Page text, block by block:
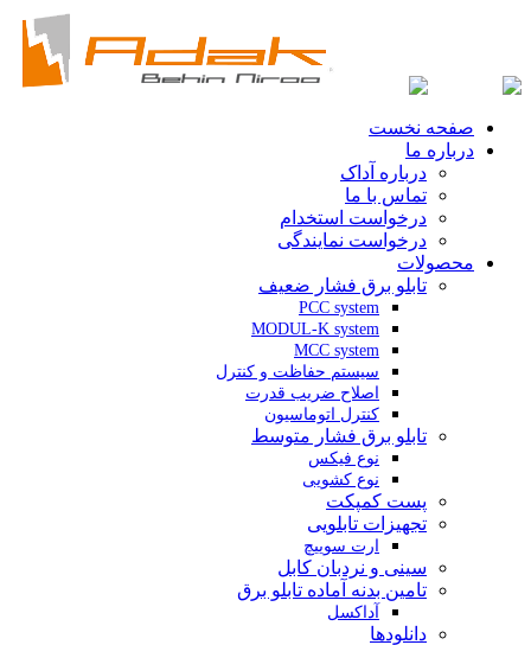
صفحه نخست
درباره ما
درباره آداک
تماس با ما
درخواست استخدام
درخواست نمایندگی
محصولات
تابلو برق فشار ضعیف
PCC system
MODUL-K system
MCC system
سیستم حفاظت و کنترل
اصلاح ضریب قدرت
کنترل اتوماسیون
تابلو برق فشار متوسط
نوع فیکس
نوع کشویی
پست کمپکت
تجهیزات تابلویی
ارت سوییچ
سینی و نردبان کابل
تامین بدنه آماده تابلو برق
آداکسل
دانلودها